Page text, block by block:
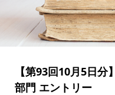
【第93回10月5日
部門 エントリー